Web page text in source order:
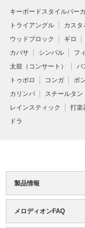
キーボードスタイルパー
トライアングル
カスタ
ウッドブロック
ギロ
カバサ
シンバル フ
太鼓（コンサート）
バ
トゥボロ
コンガ ボ
カリンバ
スチールタン
レインスティック
打楽
ドラ
製品情報
メロディオンFAQ